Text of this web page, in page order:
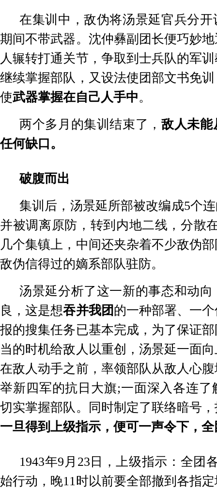
在集训中，敌伪将汤景延官兵分
期间不带武器。沈仲彝副团长便巧妙
人辗转打通关节，争取到士兵队的军
继续掌握部队，又设法使团部文书免
使武器掌握在自己人手中。
两个多月的集训结束了， 敌人未能
任何缺口。
破腹而出
集训后，汤景延所部被改编成5个
并被调离原防，转到内地二线，分散
几个集镇上，中间还夹杂着不少敌伪
敌伪信得过的嫡系部队驻防。
汤景延分析了这一新的事态和动
良，这是想吞并我团的一种部署、一
报的搜集任务已基本完成，为了保证
当的时机给敌人以重创，汤景延一面
在敌人动手之前，率领部队从敌人心
举新四军的抗日大旗;一面深入各连了
切实掌握部队。同时制定了联络暗号
一旦得到上级指示，便可一声令下，
1943年9 月 23 日，上级指示：全团
始行动，晚11时以前要全部撤到各指